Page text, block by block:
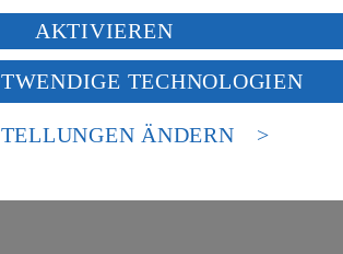
Daten in den USA durch Facebook und
willigst du im Sinne des Art. 49 Abs. 1 Satz 1 lit.
verarbeitet werden. Der EuGH sieht die USA als
nicht angemessenen Datenschutzniveau an. Es
Behörden.
AKTIVIEREN
TECHNOLOGIEN
ÄNDERN